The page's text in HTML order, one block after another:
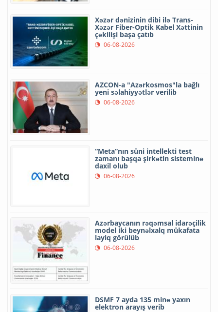
Xəzər dənizinin dibi ilə Trans-
Xəzər Fiber-Optik Kabel Xəttinin
çəkilişi başa çatıb
06-08-2026
AZCON-a "Azərkosmos"la bağlı
yeni səlahiyyətlər verilib
06-08-2026
“Meta”nın süni intellekti test
zamanı başqa şirkətin sisteminə
daxil olub
06-08-2026
Azərbaycanın rəqəmsal idarəçilik
model iki beynəlxalq mükafata
layiq görülüb
06-08-2026
DSMF 7 ayda 135 minə yaxın
elektron arayış verib